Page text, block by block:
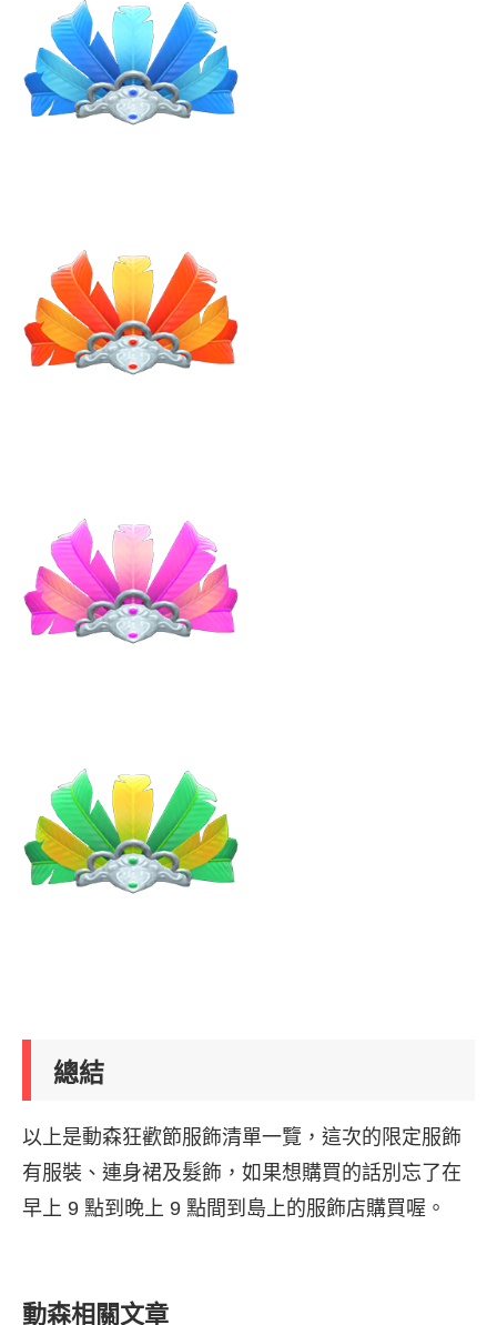
總結
以上是動森狂歡節服飾清單一覽，這次的限定服飾
有服裝、連身裙及髮飾，如果想購買的話別忘了在
早上 9 點到晚上 9 點間到島上的服飾店購買喔。
動森相關文章